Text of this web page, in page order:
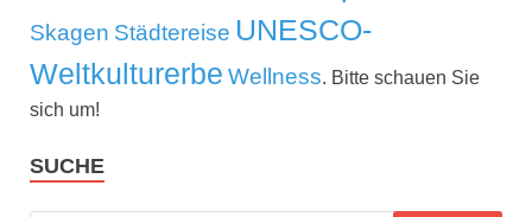
Skagen Städtereise UNESCO-
Weltkulturerbe Wellness. Bitte schauen Sie
sich um!
SUCHE